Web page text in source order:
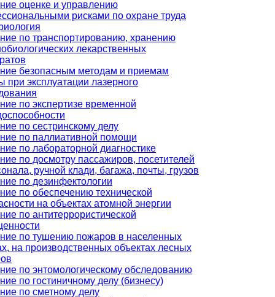
оценке и управлению
рисками по охране труда
по транспортированию, хранению
лекарственных
безопасным методам и приемам
при эксплуатации лазерного
по экспертизе временной
по сестринскому делу
по паллиативной помощи
по лабораторной диагностике
по досмотру пассажиров, посетителей
ручной клади, багажа, почты, грузов
по дезинфектологии
по обеспечению технической
на объектах атомной энергии
по антитеррористической
по тушению пожаров в населенных
на производственных объектах лесных
по энтомологическому обследованию
по гостиничному делу (бизнесу)
по сметному делу